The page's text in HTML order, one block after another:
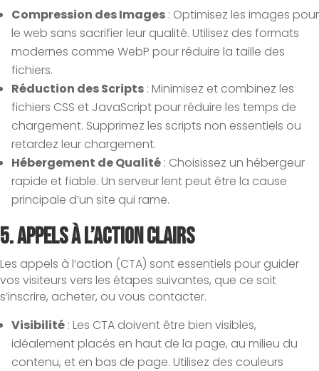
Compression des Images : Optimisez les images pour
le web sans sacrifier leur qualité. Utilisez des formats
modernes comme WebP pour réduire la taille des
fichiers.
Réduction des Scripts : Minimisez et combinez les
fichiers CSS et JavaScript pour réduire les temps de
chargement. Supprimez les scripts non essentiels ou
retardez leur chargement.
Hébergement de Qualité : Choisissez un hébergeur
rapide et fiable. Un serveur lent peut être la cause
principale d’un site qui rame.
5.Appels à l’Action Clairs
Les appels à l’action (CTA) sont essentiels pour guider
vos visiteurs vers les étapes suivantes, que ce soit
s’inscrire, acheter, ou vous contacter.
Visibilité : Les CTA doivent être bien visibles,
idéalement placés en haut de la page, au milieu du
contenu, et en bas de page. Utilisez des couleurs